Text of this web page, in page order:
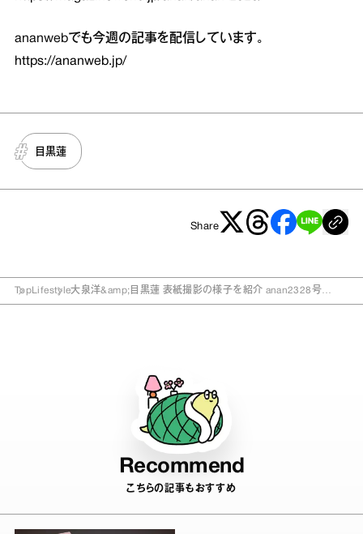
ananwebでも今週の記事を配信しています。
https://ananweb.jp/
目黒蓮
Share
Top Lifestyle大泉洋&amp;目黒蓮 表紙撮影の様子を紹介 anan2328号
Recommend
こちらの記事もおすすめ